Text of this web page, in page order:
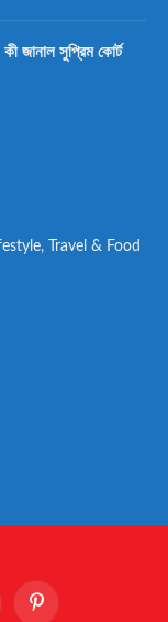
জানাল সুপ্রিম কোর্ট
Travel & Food
Pinterest